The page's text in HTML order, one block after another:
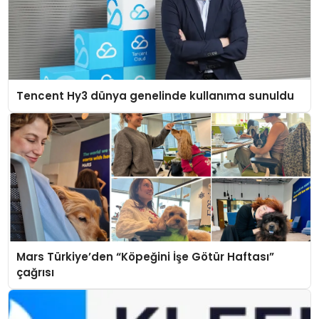
Tencent Hy3 dünya genelinde kullanıma sunuldu
Mars Türkiye’den “Köpeğini İşe Götür Haftası”
çağrısı